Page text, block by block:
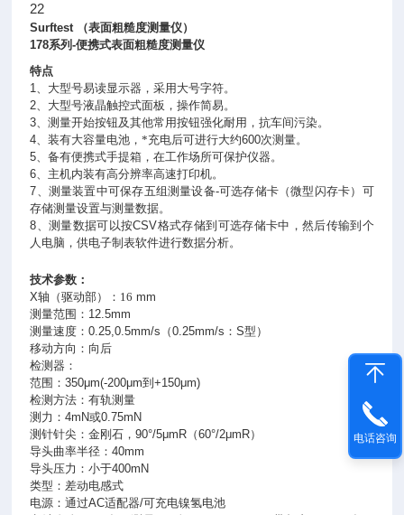
22
Surftest
（表面粗糙度测量仪）
178系列-便携式表面粗糙度测量仪
特点
1、大型号易读显示器，采用大号字符。
2、大型号液晶触控式面板，操作简易。
3、测量开始按钮及其他常用按钮强化耐用，抗车间污染。
4、装有大容量电池，*充电后可进行大约600次测量。
5、备有便携式手提箱，在工作场所可保护仪器。
6、主机内装有高分辨率高速打印机。
7、测量装置中可保存五组测量设备-可选存储卡（微型闪存卡）可
存储测量设置与测量数据。
8、测量数据可以按CSV格式存储到可选存储卡中，然后传输到个
人电脑，供电子制表软件进行数据分析。
技术参数：
X轴（驱动部）：16 mm
测量范围： 12.5mm
测量速度：0.25,0.5mm/s （0.25mm/s ：S型）
移动方向：向后
检测器：
范围：350μm(-200μm到+150μm)
检测方法：有轨测量
测力：4mN或0.75mN
测针针尖：金刚石，90°/5μmR （60°/2μmR）
导头曲率半径：40mm
导头压力：小于400mN
类型：差动电感式
电源：通过AC适配器/可充电镍氢电池
电话咨询